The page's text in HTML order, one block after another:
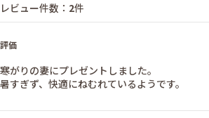
レビュー件数： 2件
評価
寒がりの妻にプレゼントしました。
暑すぎず、快適にねむれているようです。